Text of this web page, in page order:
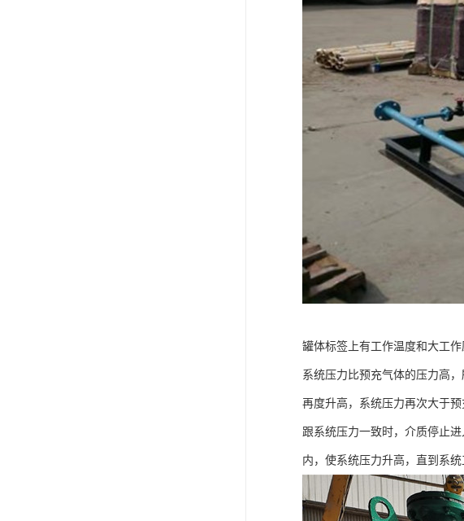
罐体标签上有工作温度和大工
系统压力比预充气体的压力高
再度升高，系统压力再次大于
跟系统压力一致时，介质停止
内，使系统压力升高，直到系